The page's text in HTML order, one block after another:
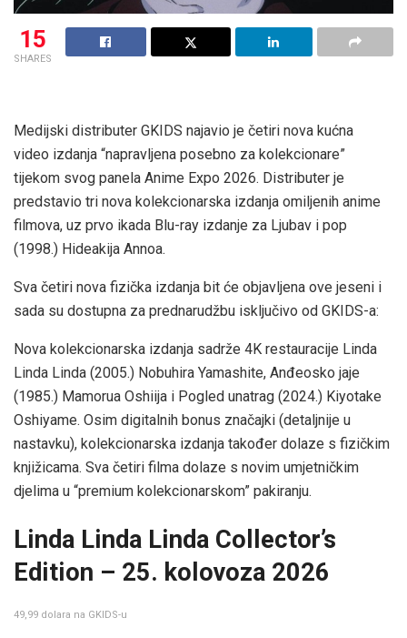
15
SHARES
Medijski distributer GKIDS najavio je četiri nova kućna
video izdanja “napravljena posebno za kolekcionare”
tijekom svog panela Anime Expo 2026. Distributer je
predstavio tri nova kolekcionarska izdanja omiljenih anime
filmova, uz prvo ikada Blu-ray izdanje za Ljubav i pop
(1998.) Hideakija Annoa.
Sva četiri nova fizička izdanja bit će objavljena ove jeseni i
sada su dostupna za prednarudžbu isključivo od GKIDS-a:
Nova kolekcionarska izdanja sadrže 4K restauracije Linda
Linda Linda (2005.) Nobuhira Yamashite, Anđeosko jaje
(1985.) Mamorua Oshiija i Pogled unatrag (2024.) Kiyotake
Oshiyame. Osim digitalnih bonus značajki (detaljnije u
nastavku), kolekcionarska izdanja također dolaze s fizičkim
knjižicama. Sva četiri filma dolaze s novim umjetničkim
djelima u “premium kolekcionarskom” pakiranju.
Linda Linda Linda Collector’s
Edition – 25. kolovoza 2026
49,99 dolara na GKIDS-u